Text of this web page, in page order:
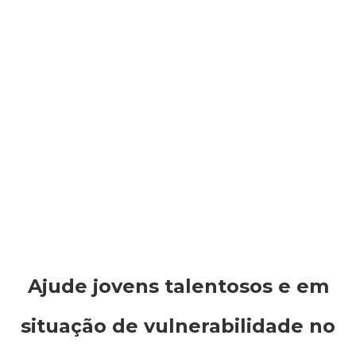
Ajude jovens talentosos e em
situação de vulnerabilidade no